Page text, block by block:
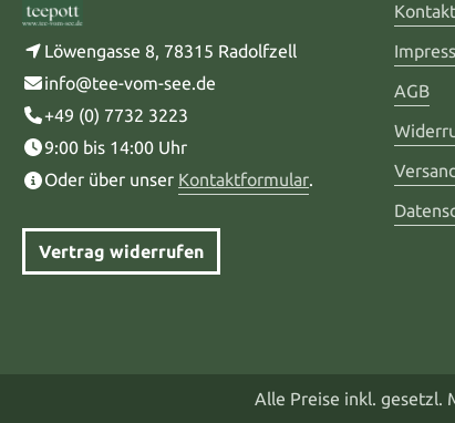
Löwengasse 8, 78315 Radolfzell
info@tee-vom-see.de
+49 (0) 7732 3223
9:00 bis 14:00 Uhr
Oder über unser Kontaktformular.
Vertrag widerrufen
Kontakt
AGB
Alle Preise inkl. gesetzl.